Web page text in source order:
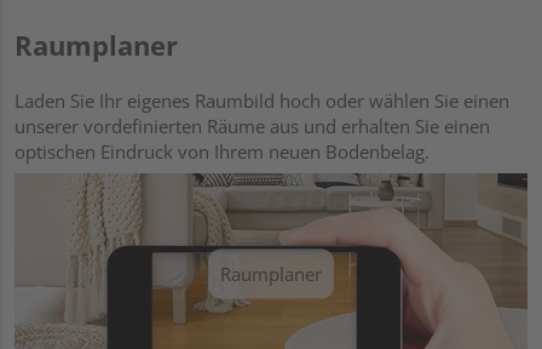
Raumplaner
Laden Sie Ihr eigenes Raumbild hoch oder wählen Sie einen
unserer vordefinierten Räume aus und erhalten Sie einen
optischen Eindruck von Ihrem neuen Bodenbelag.
Raumplaner